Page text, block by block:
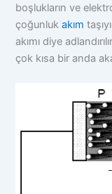
boşlukların ve
çoğunlukakım
akımı diye
çok kısa bir anda